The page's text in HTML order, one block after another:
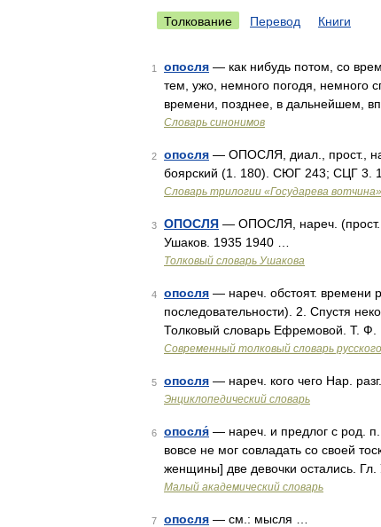
Толкование Перевод Книги
1 опосля — как нибудь потом, со
тем, ужо, немного погодя, немного
времени, позднее, в дальнейшем,
Словарь синонимов
2 опосля — ОПОСЛЯ, диал., прост.,
боярский (1. 180). СЮГ 243; СЦГ 3.
Словарь трилогии «Государева вотчина»
3 ОПОСЛЯ — ОПОСЛЯ, нареч. (прост.,
Ушаков. 1935 1940 …
Толковый словарь Ушакова
4 опосля — нареч. обстоят. времени
последовательности). 2. Спустя
Толковый словарь Ефремовой. Т.
Современный толковый словарь
5 опосля — нареч. кого чего Нар.
Энциклопедический словарь
6 опосля́ — нареч. и предлог с род. п.
вовсе не мог совладать со своей
женщины] две девочки остались. Гл.
Малый академический словарь
7 опосля — см.: мысля …